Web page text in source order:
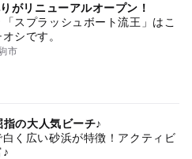
がリニューアルオープン！
スプラッシュボート流王」はこ
シです。
市
の大人気ビーチ♪
く広い砂浜が特徴！アクティビ